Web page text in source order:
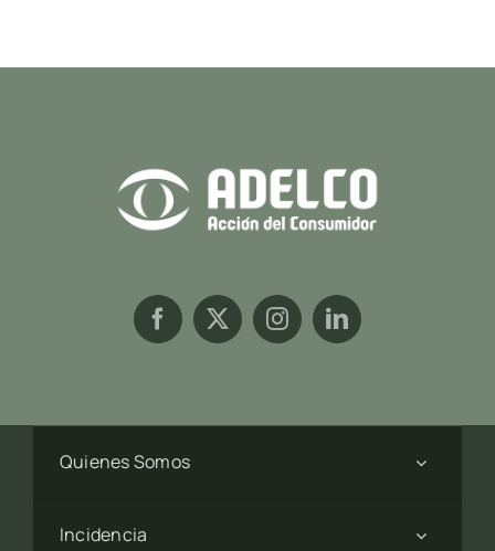
Quienes Somos
Incidencia